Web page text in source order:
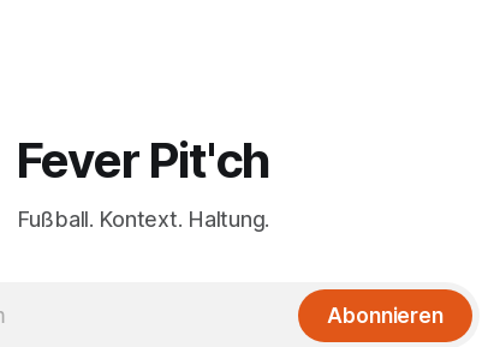
Fever Pit'ch
Fußball. Kontext. Haltung.
Abonnieren